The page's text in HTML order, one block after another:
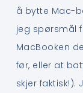
å bytte Mac-
jeg spørsmål
MacBooken
før, eller at
skjer faktisk!).